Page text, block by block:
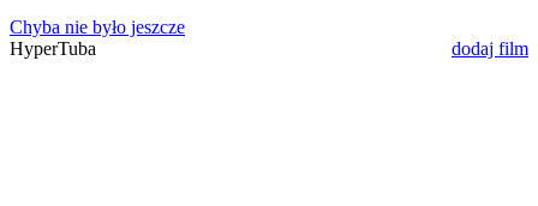
Chyba nie było jeszcze
HyperTuba
dodaj film